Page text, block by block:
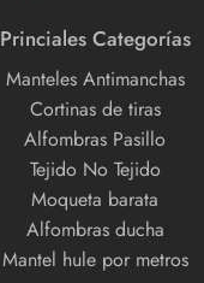
Princiales Categorías
Manteles Antimanchas
Cortinas de tiras
Alfombras Pasillo
Tejido No Tejido
Moqueta barata
Alfombras ducha
Mantel hule por metros